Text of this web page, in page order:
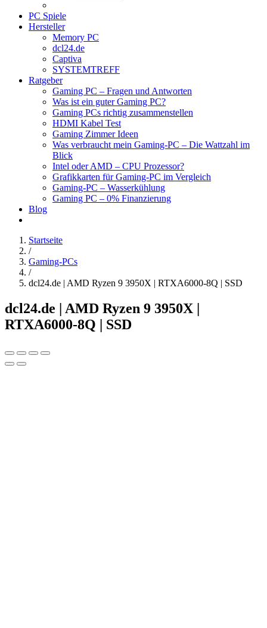
PC Spiele
Hersteller
Memory PC
dcl24.de
Captiva
SYSTEMTREFF
Ratgeber
Gaming PC – Fragen und Antworten
Was ist ein guter Gaming PC?
Gaming PCs richtig zusammenstellen
HDMI Kabel Test
Gaming Zimmer Ideen
Was verbraucht mein Gaming-PC – Die Wattzahl im
Blick
Intel oder AMD – CPU Prozessor?
Grafikkarten für Gaming-PC im Vergleich
Gaming-PC – Wasserkühlung
Gaming PC – 0% Finanzierung
Blog
Startseite
/
Gaming-PCs
/
dcl24.de | AMD Ryzen 9 3950X | RTXA6000-8Q | SSD
dcl24.de | AMD Ryzen 9 3950X |
RTXA6000-8Q | SSD